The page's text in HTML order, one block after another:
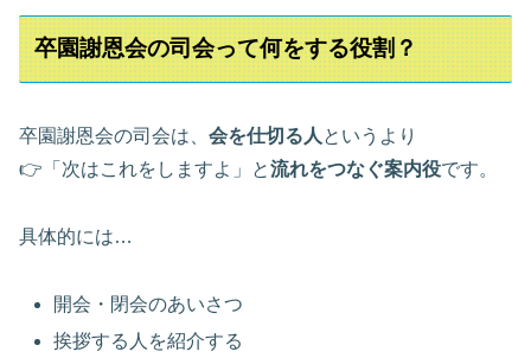
卒園謝恩会の司会って何をする役割？
卒園謝恩会の司会は、 会を仕切る人 というより
👉「次はこれをしますよ」と流れをつなぐ案内役です。
具体的には…
開会・閉会のあいさつ
挨拶する人を紹介する